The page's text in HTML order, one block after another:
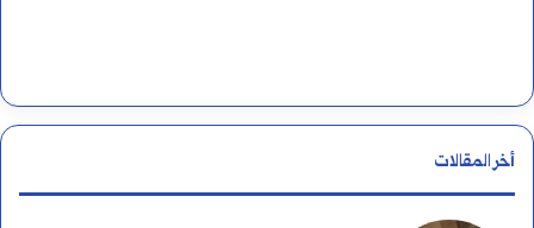
أخر المقالات